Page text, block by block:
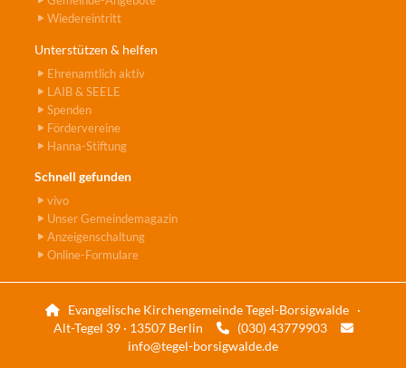
Wiedereintritt
Unterstützen & helfen
Ehrenamtlich aktiv
LAIB & SEELE
Spenden
Fördervereine
Hanna-Stiftung
Schnell gefunden
vivo
Unser Gemeindemagazin
Anzeigenschaltung
Online-Formulare

Evangelische Kirchengemeinde Tegel-Borsigwalde ·
Alt-Tegel 39 · 13507 Berlin
(030) 43779903 
info@tegel-borsigwalde.de